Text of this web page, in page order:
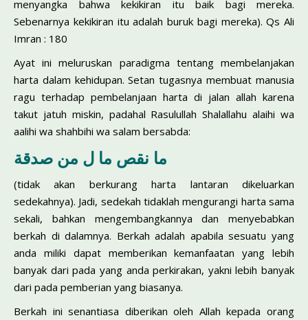
menyangka bahwa kekikiran itu baik bagi mereka.
Sebenarnya kekikiran itu adalah buruk bagi mereka). Qs Ali
Imran : 180
Ayat ini meluruskan paradigma tentang mem­belanjakan
harta dalam kehidupan. Setan tugasnya membuat manusia
ragu terhadap pembelanjaan harta di jalan allah karena
takut jatuh miskin, padahal Rasulullah Shalallahu alaihi wa
aalihi wa shahbihi wa salam bersabda:
ما نقص ما ل من صدقة
(tidak akan berkurang harta lantaran dikeluarkan
sedekahnya). Jadi, sedekah tidaklah mengurangi harta sama
sekali, bahkan mengembangkannya dan menyebabkan
berkah di dalamnya. Berkah adalah apabila sesuatu yang
anda miliki dapat memberikan kemanfaatan yang lebih
banyak dari pada yang anda perkirakan, yakni lebih banyak
dari pada pemberian yang biasanya.
Berkah ini senantiasa diberikan oleh Allah kepada orang